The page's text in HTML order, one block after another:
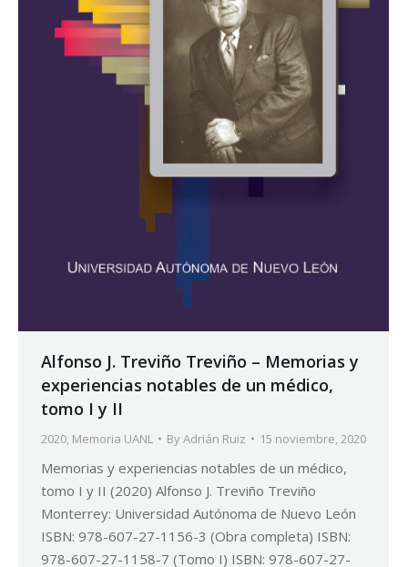
Alfonso J. Treviño Treviño – Memorias y
experiencias notables de un médico,
tomo I y II
2020, Memoria UANL ByAdrián Ruiz 15 noviembre, 2020
Memorias y experiencias notables de un médico,
tomo I y II (2020) Alfonso J. Treviño Treviño
Monterrey: Universidad Autónoma de Nuevo León
ISBN: 978-607-27-1156-3 (Obra completa) ISBN:
978-607-27-1158-7 (Tomo I) ISBN: 978-607-27-